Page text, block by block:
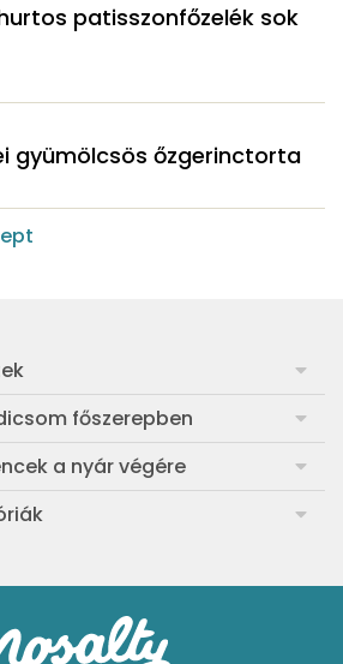
patisszonfőzelék sok
gyümölcsös őzgerinctorta
főszerepben
eltevése télre
leveles tésztából
a nyár végére